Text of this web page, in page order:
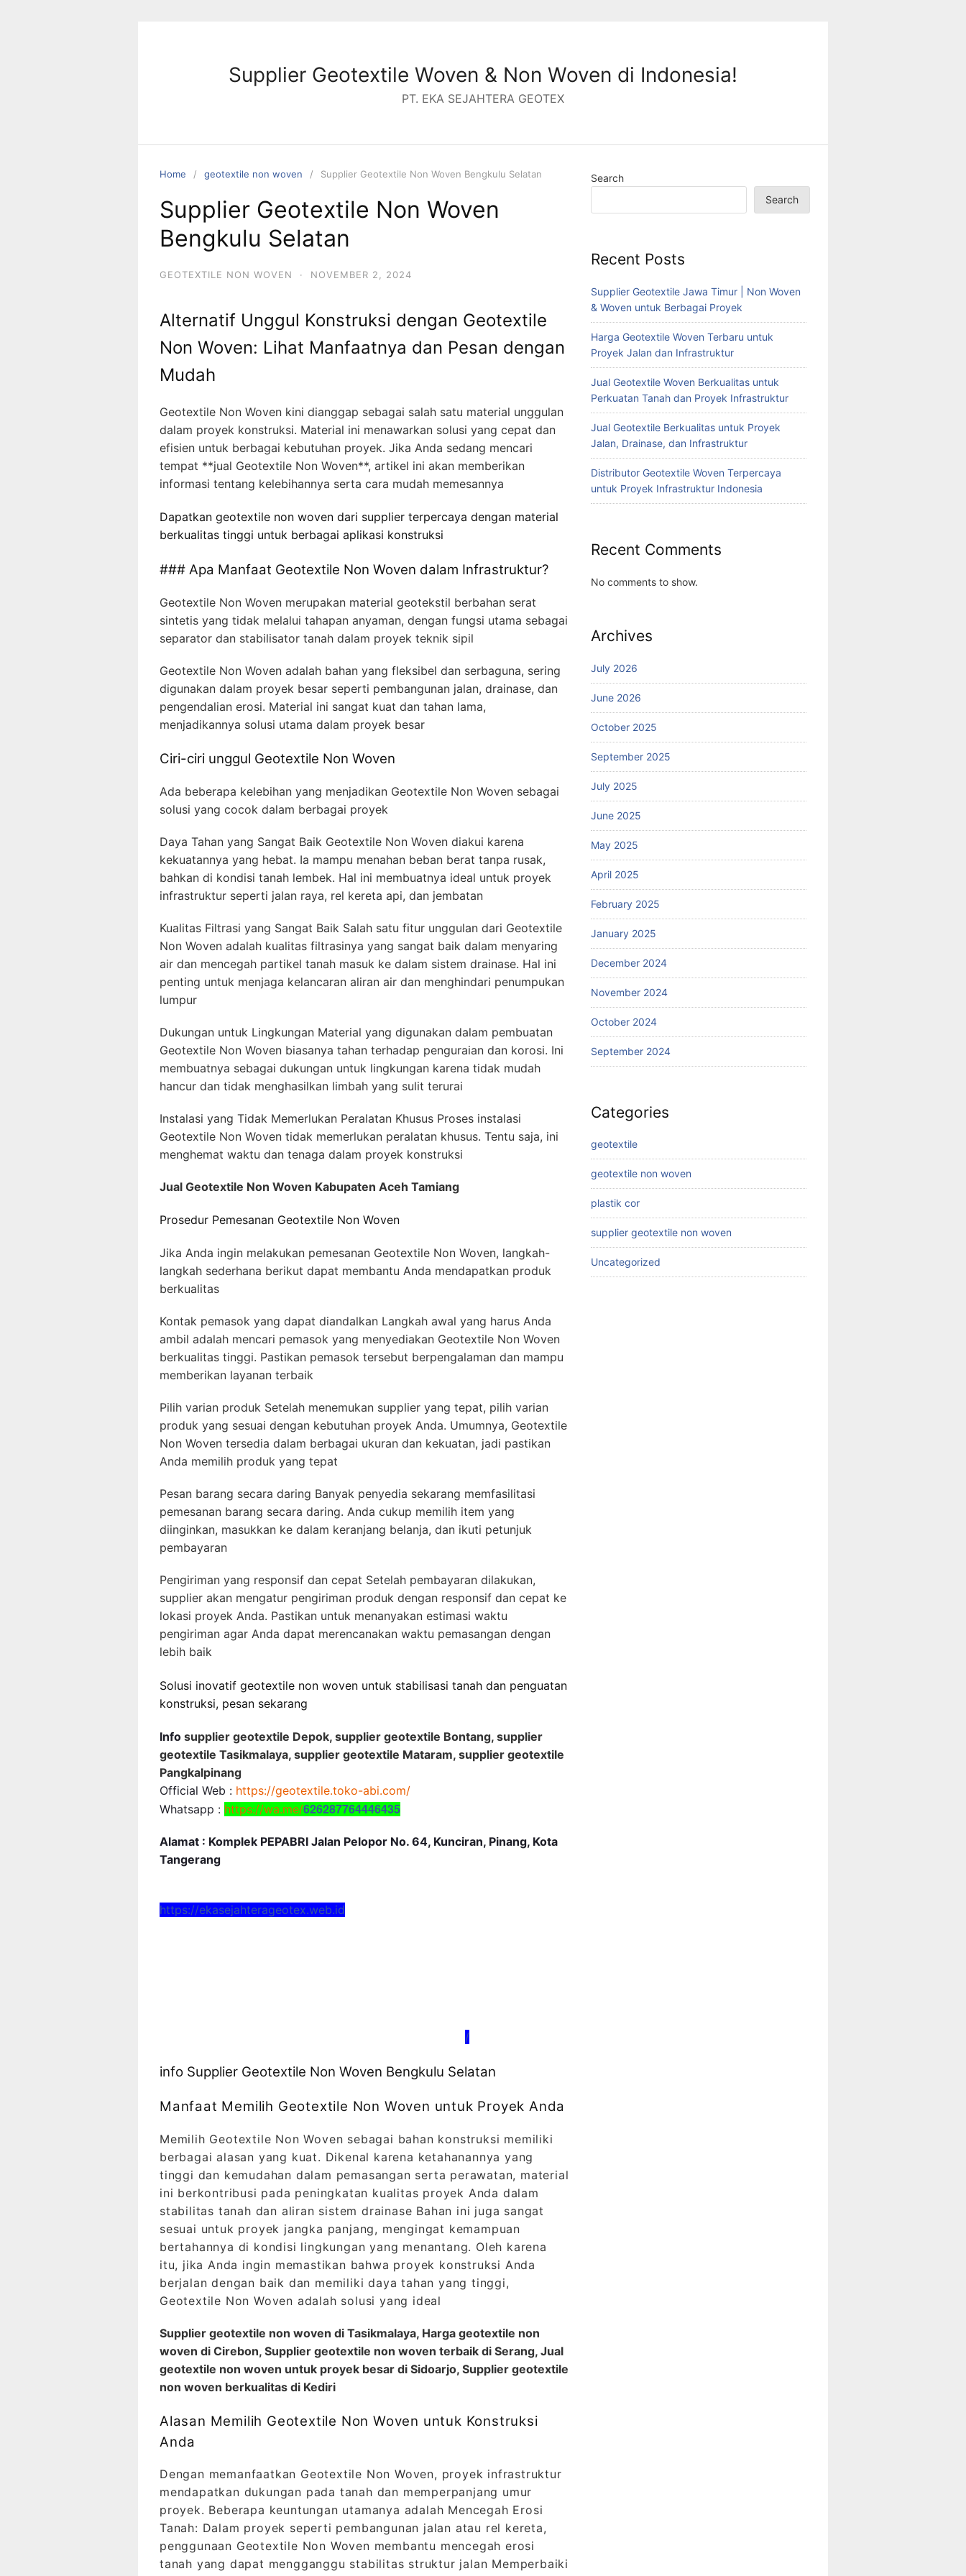
Supplier Geotextile Woven & Non Woven di Indonesia!
PT. EKA SEJAHTERA GEOTEX
Home geotextile non woven Supplier Geotextile Non Woven Bengkulu Selatan
Supplier Geotextile Non Woven
Bengkulu Selatan
GEOTEXTILE NON WOVEN · NOVEMBER 2, 2024
Alternatif Unggul Konstruksi dengan Geotextile
Non Woven: Lihat Manfaatnya dan Pesan dengan
Mudah
Geotextile Non Woven kini dianggap sebagai salah satu material unggulan
dalam proyek konstruksi. Material ini menawarkan solusi yang cepat dan
efisien untuk berbagai kebutuhan proyek. Jika Anda sedang mencari
tempat **jual Geotextile Non Woven**, artikel ini akan memberikan
informasi tentang kelebihannya serta cara mudah memesannya
Dapatkan geotextile non woven dari supplier terpercaya dengan material
berkualitas tinggi untuk berbagai aplikasi konstruksi
### Apa Manfaat Geotextile Non Woven dalam Infrastruktur?
Geotextile Non Woven merupakan material geotekstil berbahan serat
sintetis yang tidak melalui tahapan anyaman, dengan fungsi utama sebagai
separator dan stabilisator tanah dalam proyek teknik sipil
Geotextile Non Woven adalah bahan yang fleksibel dan serbaguna, sering
digunakan dalam proyek besar seperti pembangunan jalan, drainase, dan
pengendalian erosi. Material ini sangat kuat dan tahan lama,
menjadikannya solusi utama dalam proyek besar
Ciri-ciri unggul Geotextile Non Woven
Ada beberapa kelebihan yang menjadikan Geotextile Non Woven sebagai
solusi yang cocok dalam berbagai proyek
Daya Tahan yang Sangat Baik Geotextile Non Woven diakui karena
kekuatannya yang hebat. Ia mampu menahan beban berat tanpa rusak,
bahkan di kondisi tanah lembek. Hal ini membuatnya ideal untuk proyek
infrastruktur seperti jalan raya, rel kereta api, dan jembatan
Kualitas Filtrasi yang Sangat Baik Salah satu fitur unggulan dari Geotextile
Non Woven adalah kualitas filtrasinya yang sangat baik dalam menyaring
air dan mencegah partikel tanah masuk ke dalam sistem drainase. Hal ini
penting untuk menjaga kelancaran aliran air dan menghindari penumpukan
lumpur
Dukungan untuk Lingkungan Material yang digunakan dalam pembuatan
Geotextile Non Woven biasanya tahan terhadap penguraian dan korosi. Ini
membuatnya sebagai dukungan untuk lingkungan karena tidak mudah
hancur dan tidak menghasilkan limbah yang sulit terurai
Instalasi yang Tidak Memerlukan Peralatan Khusus Proses instalasi
Geotextile Non Woven tidak memerlukan peralatan khusus. Tentu saja, ini
menghemat waktu dan tenaga dalam proyek konstruksi
Jual Geotextile Non Woven Kabupaten Aceh Tamiang
Prosedur Pemesanan Geotextile Non Woven
Jika Anda ingin melakukan pemesanan Geotextile Non Woven, langkah-
langkah sederhana berikut dapat membantu Anda mendapatkan produk
berkualitas
Kontak pemasok yang dapat diandalkan Langkah awal yang harus Anda
ambil adalah mencari pemasok yang menyediakan Geotextile Non Woven
berkualitas tinggi. Pastikan pemasok tersebut berpengalaman dan mampu
memberikan layanan terbaik
Pilih varian produk Setelah menemukan supplier yang tepat, pilih varian
produk yang sesuai dengan kebutuhan proyek Anda. Umumnya, Geotextile
Non Woven tersedia dalam berbagai ukuran dan kekuatan, jadi pastikan
Anda memilih produk yang tepat
Pesan barang secara daring Banyak penyedia sekarang memfasilitasi
pemesanan barang secara daring. Anda cukup memilih item yang
diinginkan, masukkan ke dalam keranjang belanja, dan ikuti petunjuk
pembayaran
Pengiriman yang responsif dan cepat Setelah pembayaran dilakukan,
supplier akan mengatur pengiriman produk dengan responsif dan cepat ke
lokasi proyek Anda. Pastikan untuk menanyakan estimasi waktu
pengiriman agar Anda dapat merencanakan waktu pemasangan dengan
lebih baik
Solusi inovatif geotextile non woven untuk stabilisasi tanah dan penguatan
konstruksi, pesan sekarang
Info supplier geotextile Depok, supplier geotextile Bontang, supplier
geotextile Tasikmalaya, supplier geotextile Mataram, supplier geotextile
Pangkalpinang
Official Web : https://geotextile.toko-abi.com/
Whatsapp : https://wa.me/626287764446435
Alamat : Komplek PEPABRI Jalan Pelopor No. 64, Kunciran, Pinang, Kota
Tangerang
https://ekasejahterageotex.web.id
/
info Supplier Geotextile Non Woven Bengkulu Selatan
Manfaat Memilih Geotextile Non Woven untuk Proyek Anda
Memilih Geotextile Non Woven sebagai bahan konstruksi memiliki
berbagai alasan yang kuat. Dikenal karena ketahanannya yang
tinggi dan kemudahan dalam pemasangan serta perawatan, material
ini berkontribusi pada peningkatan kualitas proyek Anda dalam
stabilitas tanah dan aliran sistem drainase Bahan ini juga sangat
sesuai untuk proyek jangka panjang, mengingat kemampuan
bertahannya di kondisi lingkungan yang menantang. Oleh karena
itu, jika Anda ingin memastikan bahwa proyek konstruksi Anda
berjalan dengan baik dan memiliki daya tahan yang tinggi,
Geotextile Non Woven adalah solusi yang ideal
Supplier geotextile non woven di Tasikmalaya, Harga geotextile non
woven di Cirebon, Supplier geotextile non woven terbaik di Serang, Jual
geotextile non woven untuk proyek besar di Sidoarjo, Supplier geotextile
non woven berkualitas di Kediri
Alasan Memilih Geotextile Non Woven untuk Konstruksi
Anda
Dengan memanfaatkan Geotextile Non Woven, proyek infrastruktur
mendapatkan dukungan pada tanah dan memperpanjang umur
proyek. Beberapa keuntungan utamanya adalah Mencegah Erosi
Tanah: Dalam proyek seperti pembangunan jalan atau rel kereta,
penggunaan Geotextile Non Woven membantu mencegah erosi
tanah yang dapat mengganggu stabilitas struktur jalan Memperbaiki
Search
Search
Recent Posts
Supplier Geotextile Jawa Timur | Non Woven
& Woven untuk Berbagai Proyek
Harga Geotextile Woven Terbaru untuk
Proyek Jalan dan Infrastruktur
Jual Geotextile Woven Berkualitas untuk
Perkuatan Tanah dan Proyek Infrastruktur
Jual Geotextile Berkualitas untuk Proyek
Jalan, Drainase, dan Infrastruktur
Distributor Geotextile Woven Terpercaya
untuk Proyek Infrastruktur Indonesia
Recent Comments
No comments to show.
Archives
July 2026
June 2026
October 2025
September 2025
July 2025
June 2025
May 2025
April 2025
February 2025
January 2025
December 2024
November 2024
October 2024
September 2024
Categories
geotextile
geotextile non woven
plastik cor
supplier geotextile non woven
Uncategorized